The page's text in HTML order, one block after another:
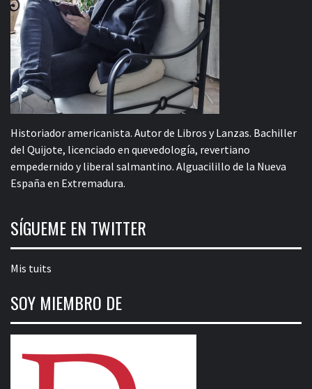
Historiador americanista. Autor de Libros y Lanzas. Bachiller
del Quijote, licenciado en quevedología, revertiano
empedernido y liberal salmantino. Alguacilillo de la Nueva
España en Extremadura.
SÍGUEME EN TWITTER
Mis tuits
SOY MIEMBRO DE